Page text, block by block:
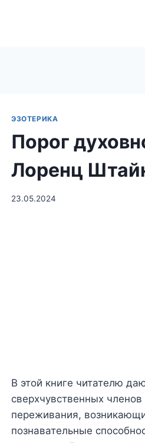
ЭЗОТЕРИКА
Порог
Лоренц
23.05.2024
В этой книге читателю
сверхчувственных
переживания,
познавательные